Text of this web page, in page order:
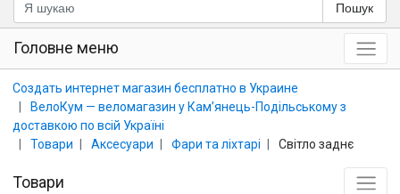
Пошук
Головне меню
Создать интернет магазин бесплатно в Украине
ВелоКум — веломагазин у Кам’янець-Подільському з
доставкою по всій Україні
Товари
Аксесуари Фари та ліхтарі Світло заднє
Товари